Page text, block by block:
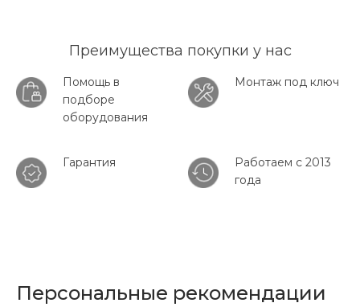
Преимущества покупки у нас
Помощь в
подборе
оборудования
Монтаж под ключ
Гарантия
Работаем с 2013
года
Персональные рекомендации